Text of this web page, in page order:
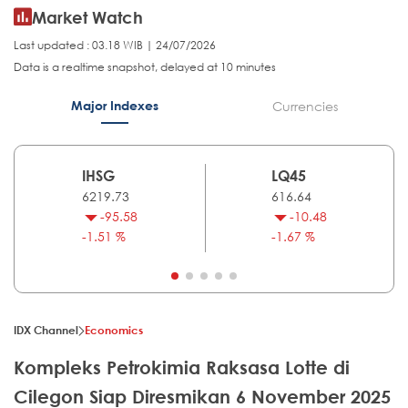
Market Watch
Last updated : 03.18 WIB | 24/07/2026
Data is a realtime snapshot, delayed at 10 minutes
Major Indexes Currencies
IHSG
6219.73
-95.58
-1.51 %
LQ45
616.64
-10.48
-1.67 %
IDX Channel Economics
Kompleks Petrokimia Raksasa Lotte di
Cilegon Siap Diresmikan 6 November 2025